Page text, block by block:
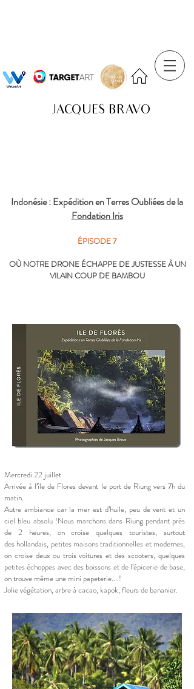
JACQUES BRAVO
Indonésie : Expédition en Terres Oubliées de la
Fondation Iris
ÉPISODE 7
OÙ NOTRE DRONE ÉCHAPPE DE JUSTESSE À UN
VILAIN COUP DE BAMBOU
Mercredi 22 juillet
Arrivée à l’île de Flores devant le port de Riung vers 7h du
matin.
Autre ambiance car la mer est d’huile, peu de vent et un
ciel bleu absolu !Nous marchons dans Riung pendant près
de 2 heures, on croise quelques touristes, surtout
des hollandais, petites maisons traditionnelles et modernes,
on croise deux ou trois voitures et des scooters, quelques
petites échoppes avec des boissons et de l’épicerie de base,
on trouve même une mini papeterie....!
Jolie végétation, arbre à cacao, kapok, fleurs de bananier.